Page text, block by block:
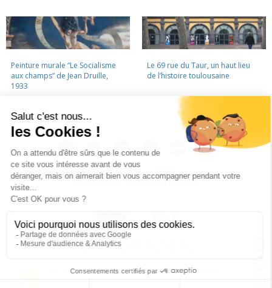
Peinture murale “Le Socialisme
aux champs” de Jean Druille,
1933
Le 69 rue du Taur, un haut lieu
de l’histoire toulousaine
LA CINÉMATHÈQUE · CONTACTS · LETTRE D'INFORMATION ·
PARTENAIRES · MENTIONS LÉGALES
La Cinémathèque de Toulouse
La Cinémathèque de Toulouse © 2015. Tous droits réservés.